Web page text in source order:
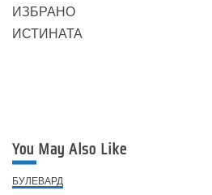
ИЗБРАНО
ИСТИНАТА
You May Also Like
БУЛЕВАРД